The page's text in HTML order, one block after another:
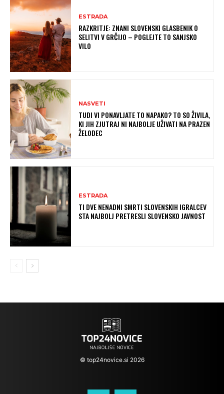
ESTRADA
RAZKRITJE: ZNANI SLOVENSKI GLASBENIK O
SELITVI V GRČIJO – POGLEJTE TO SANJSKO
VILO
NASVETI
TUDI VI PONAVLJATE TO NAPAKO? TO SO ŽIVILA,
KI JIH ZJUTRAJ NI NAJBOLJE UŽIVATI NA PRAZEN
ŽELODEC
ESTRADA
TI DVE NENADNI SMRTI SLOVENSKIH IGRALCEV
STA NAJBOLJ PRETRESLI SLOVENSKO JAVNOST
© top24novice.si 2026